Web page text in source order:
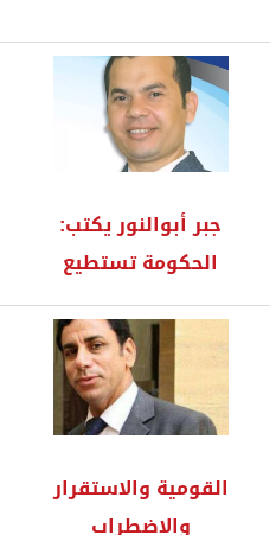
جبر أبوالنور يكتب:
الحكومة تستطيع
القومية والاستقرار
والاضطراب